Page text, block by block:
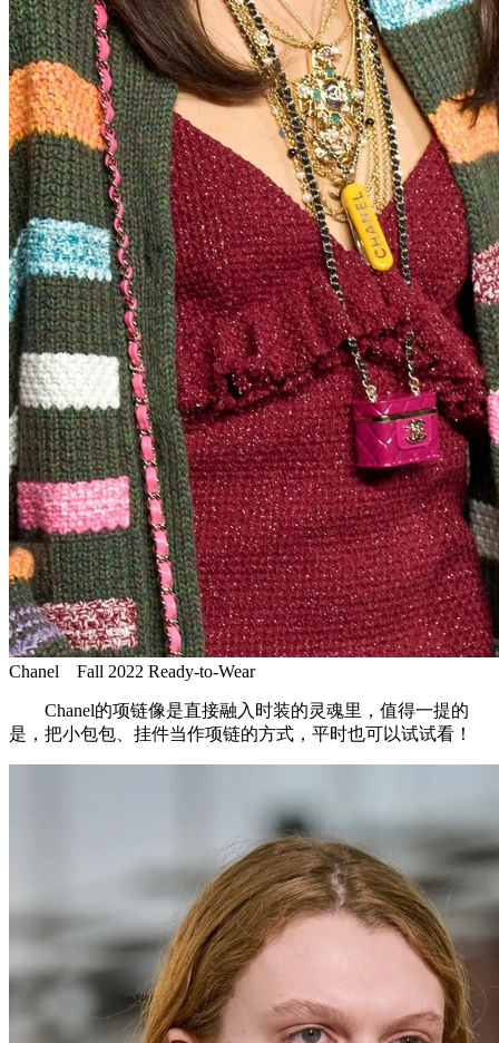
Chanel Fall 2022 Ready-to-Wear
Chanel的项链像是直接融入时装的灵魂里，值得一提的
是，把小包包、挂件当作项链的方式，平时也可以试试看！